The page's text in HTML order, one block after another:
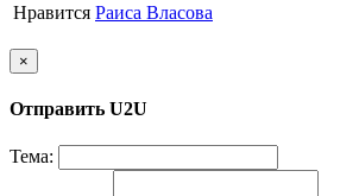
Нравится Раиса Власова
×
Отправить U2U
Тема: